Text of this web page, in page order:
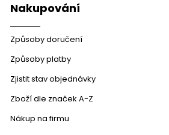
Nakupování
Způsoby doručení
Způsoby platby
Zjistit stav objednávky
Zboží dle značek A-Z
Nákup na firmu